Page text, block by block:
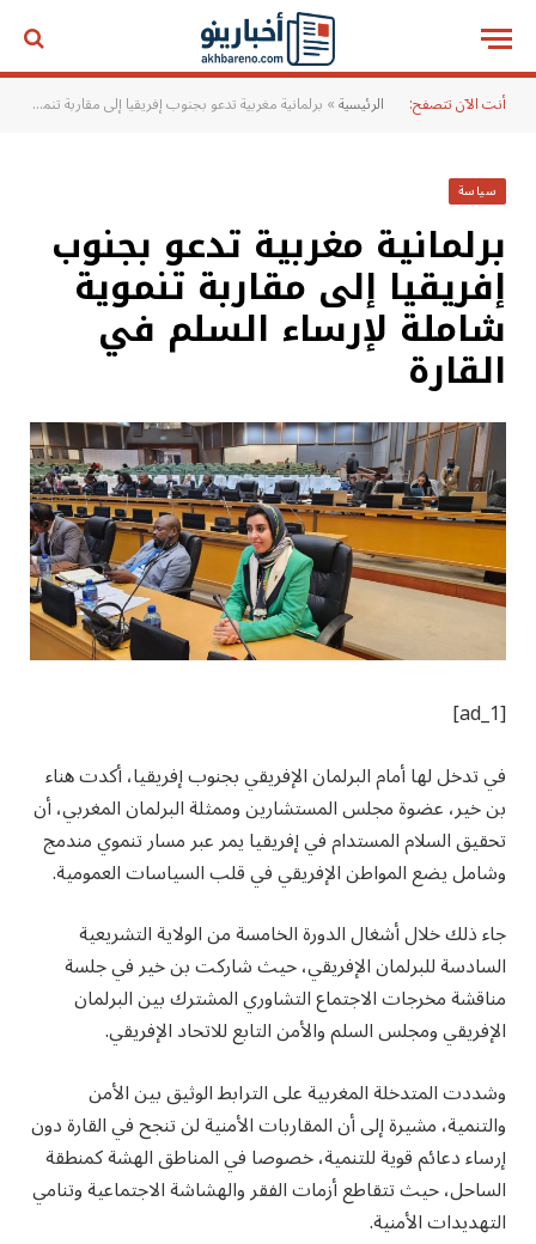
أنت الآن تتصفح: الرئيسية» برلمانية مغربية تدعو بجنوب إفريقيا إلى مقاربة تنموية شاملة لإرساء السلم في القارة
سياسة
برلمانية مغربية تدعو بجنوب
إفريقيا إلى مقاربة تنموية
شاملة لإرساء السلم في
القارة
[ad_1]
في تدخل لها أمام البرلمان الإفريقي بجنوب إفريقيا، أكدت هناء
بن خير، عضوة مجلس المستشارين وممثلة البرلمان المغربي، أن
تحقيق السلام المستدام في إفريقيا يمر عبر مسار تنموي مندمج
وشامل يضع المواطن الإفريقي في قلب السياسات العمومية.
جاء ذلك خلال أشغال الدورة الخامسة من الولاية التشريعية
السادسة للبرلمان الإفريقي، حيث شاركت بن خير في جلسة
مناقشة مخرجات الاجتماع التشاوري المشترك بين البرلمان
الإفريقي ومجلس السلم والأمن التابع للاتحاد الإفريقي.
وشددت المتدخلة المغربية على الترابط الوثيق بين الأمن
والتنمية، مشيرة إلى أن المقاربات الأمنية لن تنجح في القارة دون
إرساء دعائم قوية للتنمية، خصوصا في المناطق الهشة كمنطقة
الساحل، حيث تتقاطع أزمات الفقر والهشاشة الاجتماعية وتنامي
التهديدات الأمنية.